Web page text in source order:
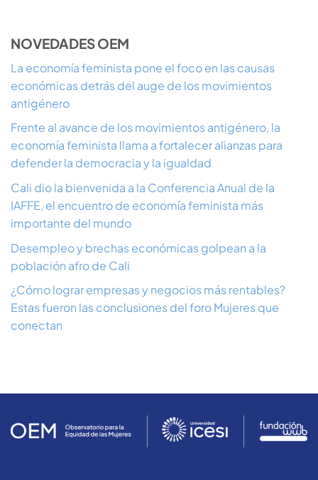
NOVEDADES OEM
La economía feminista pone el foco en las causas
económicas detrás del auge de los movimientos
antigénero
Frente al avance de los movimientos antigénero, la
economía feminista llama a fortalecer alianzas para
defender la democracia y la igualdad
Cali dio la bienvenida a la Conferencia Anual de la
IAFFE, el encuentro de economía feminista más
importante del mundo
Desempleo y brechas económicas golpean a la
población afro de Cali
¿Cómo lograr empresas y negocios más rentables?
Estas fueron las conclusiones del foro Mujeres que
conectan